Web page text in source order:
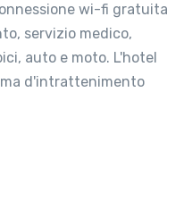
wi-fi gratuita
servizio medico,
auto e moto. L'hotel
d'intrattenimento